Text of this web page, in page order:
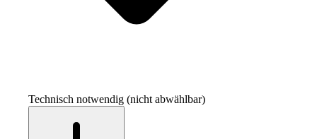
Technisch notwendig (nicht abwählbar)